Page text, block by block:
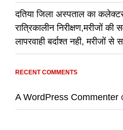
दतिया जिला अस्पताल का
रात्रिकालीन निरीक्षण,मरीजों
लापरवाही बर्दाश्त नही, मरीजों से
RECENT COMMENTS
A WordPress Commenter